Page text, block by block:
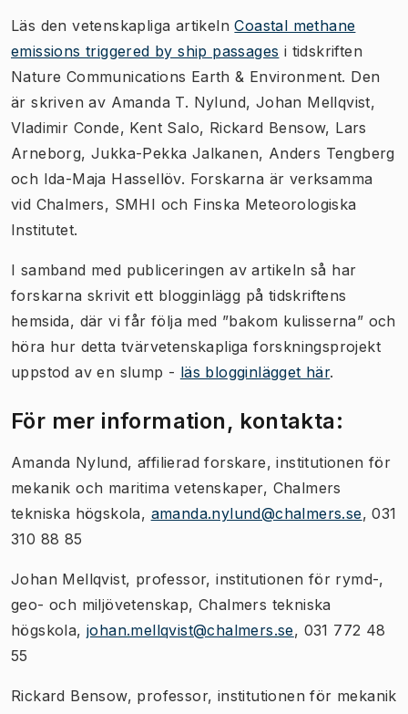
Läs den vetenskapliga artikelnCoastal methane
emissions triggered by ship passages i tidskriften
Nature Communications Earth & Environment. Den
är skriven av Amanda T. Nylund, Johan Mellqvist,
Vladimir Conde, Kent Salo, Rickard Bensow, Lars
Arneborg, Jukka-Pekka Jalkanen, Anders Tengberg
och Ida-Maja Hassellöv. Forskarna är verksamma
vid Chalmers, SMHI och Finska Meteorologiska
Institutet.
I samband med publiceringen av artikeln så har
forskarna skrivit ett blogginlägg på tidskriftens
hemsida, där vi får följa med ”bakom kulisserna” och
höra hur detta tvärvetenskapliga forskningsprojekt
uppstod av en slump - läs blogginlägget här.
För mer information, kontakta:
Amanda Nylund, affilierad forskare, institutionen för
mekanik och maritima vetenskaper, Chalmers
tekniska högskola, amanda.nylund@chalmers.se, 031
310 88 85
Johan Mellqvist, professor, institutionen för rymd-,
geo- och miljövetenskap, Chalmers tekniska
högskola,johan.mellqvist@chalmers.se, 031 772 48
55
Rickard Bensow, professor, institutionen för mekanik